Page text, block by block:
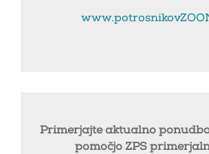
Primerjajte aktualno
pomočjo ZPS